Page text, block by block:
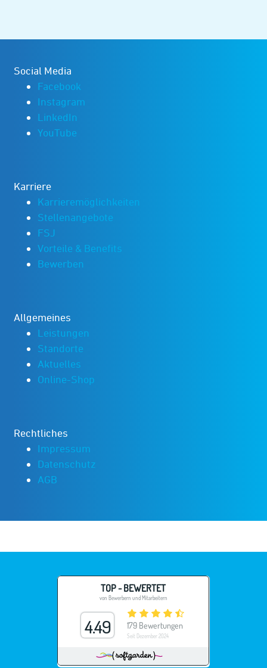
Social Media
Facebook
Instagram
LinkedIn
YouTube
Karriere
Karrieremöglichkeiten
Stellenangebote
FSJ
Vorteile & Benefits
Bewerben
Allgemeines
Leistungen
Standorte
Aktuelles
Online-Shop
Rechtliches
Impressum
Datenschutz
AGB